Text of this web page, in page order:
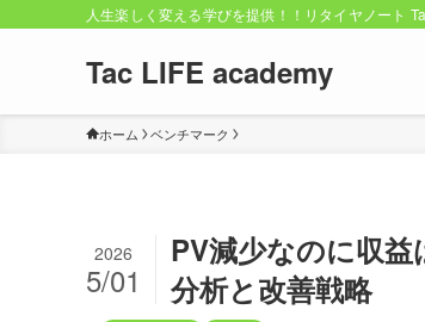
人生楽しく変える学びを提供！！リタイヤノート
Tac LIFE academy
ホーム ベンチマーク
PV減少なのに収
分析と改善戦略
2026
5/01